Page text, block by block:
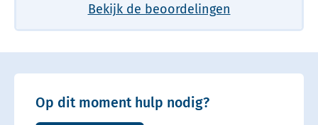
Bekijk de beoordelingen
Op dit moment hulp nodig?